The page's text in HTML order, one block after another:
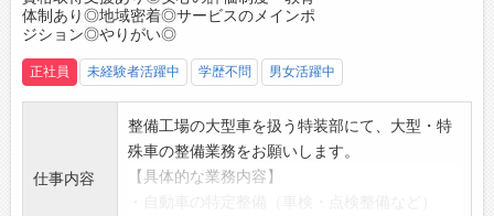
楽しみながら、スキルアップしていきません
か？
＼
体制あり◎地域密着◎サービスのメインポ
ジション◎やりがい◎
正社員 未経験者活躍中 学歴不問 男女活躍中
仕事内容
整備工場の大型車を扱う特装部にて、大型・特
殊車の整備業務をお願いします。
【具体的な業務内容】